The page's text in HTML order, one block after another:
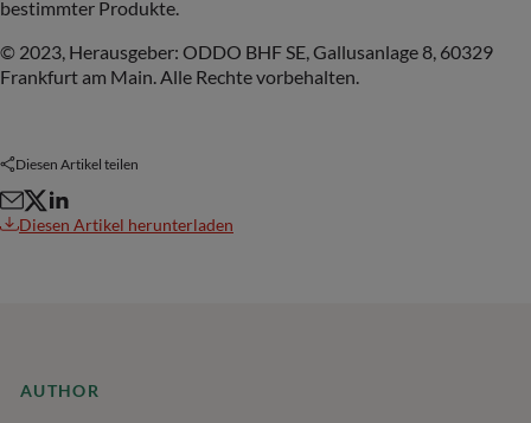
bestimmter Produkte.
© 2023, Herausgeber: ODDO BHF SE, Gallusanlage 8, 60329
Frankfurt am Main. Alle Rechte vorbehalten.
Diesen Artikel teilen
Diesen Artikel herunterladen
AUTHOR